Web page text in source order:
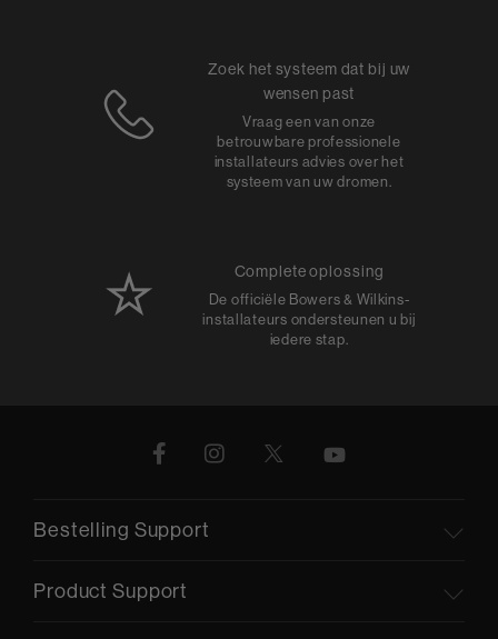
Zoek het systeem dat bij uw
wensen past
Vraag een van onze
betrouwbare professionele
installateurs advies over het
systeem van uw dromen.
Complete oplossing
De officiële Bowers & Wilkins-
installateurs ondersteunen u bij
iedere stap.
Bestelling Support
Product Support